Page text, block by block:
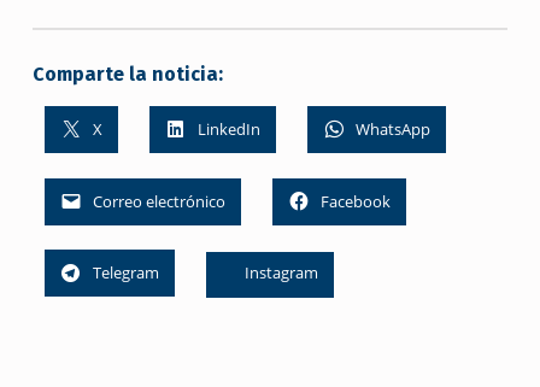
Comparte la noticia:
X LinkedIn WhatsApp
Correo electrónico Facebook
Telegram Instagram